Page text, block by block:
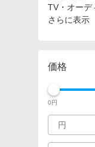
TV・オーデ
さらに表示
価格
0円